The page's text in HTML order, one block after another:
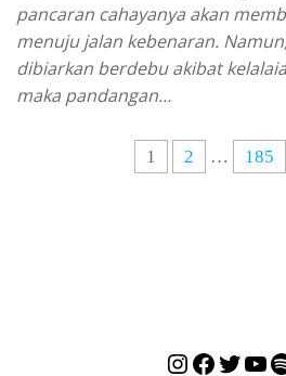
pancaran cahayanya akan
menuju jalan kebenaran.
dibiarkan berdebu akibat
maka pandangan…
1 2 … 185